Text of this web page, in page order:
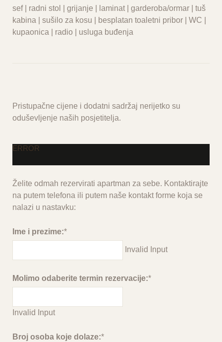
sef | radni stol | grijanje | laminat | garderoba/ormar | tuš
kabina | sušilo za kosu | besplatan toaletni pribor | WC |
kupaonica | radio | usluga buđenja
Pristupačne cijene i dodatni sadržaj nerijetko su
oduševljenje naših posjetitelja.
ERROR
Želite odmah rezervirati apartman za sebe. Kontaktirajte
na putem telefona ili putem naše kontakt forme koja se
nalazi u nastavku:
Ime i prezime:*
Invalid Input
Molimo odaberite termin rezervacije:*
Invalid Input
Broj osoba koje dolaze:*